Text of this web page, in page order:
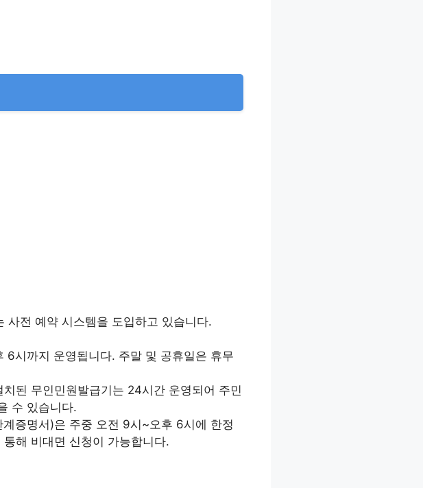
사전 예약 시스템을 도입하고 있습니다.
시까지 운영됩니다. 주말 및 공휴일은 휴무
된 무인민원발급기는 24시간 운영되어 주민
수 있습니다.
증명서)은 주중 오전 9시~오후 6시에 한정
해 비대면 신청이 가능합니다.